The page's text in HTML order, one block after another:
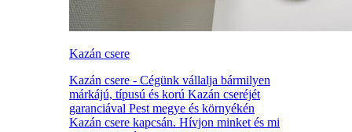
Kazán csere
Kazán csere - Cégünk vállalja bármilyen
márkájú, típusú és korú Kazán cseréjét
garanciával Pest megye és környékén
Kazán csere kapcsán. Hívjon minket és mi